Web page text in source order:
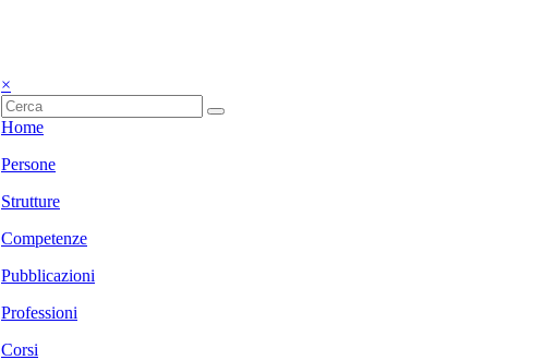
×
Home
Persone
Strutture
Competenze
Pubblicazioni
Professioni
Corsi